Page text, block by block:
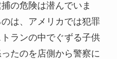
の危険は潜んでいま
は、アメリカでは犯罪
ランの中でぐずる子供
たのを店側から警察に